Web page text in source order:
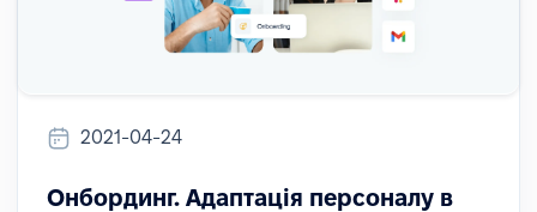
2021-04-24
Онбординг. Адаптація персоналу в